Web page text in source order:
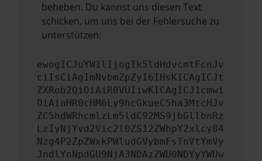
beheben. Du kannst uns diesen Text
schicken, um uns bei der Fehlersuche zu
unterstützen:
ewogICJuYW1lIjogIk5ldHdvcmtFcnJv
ciIsCiAgImNvbmZpZyI6IHsKICAgICJt
ZXRob2QiOiAiR0VUIiwKICAgICJ1cmwi
OiAiaHR0cHM6Ly9hcGkueC5ha3MtcHJv
ZC5hdWRhcmlzLm5ldC92MS9jbGllbnRz
LzIyNjYvd2Vic2l0ZS12ZWhpY2xlcy84
Nzg4P2ZpZWxkPWludGVybmFsTnVtYmVy
JndlYnNpdGU9NjA3NDAzZWU0NDYyYWUw